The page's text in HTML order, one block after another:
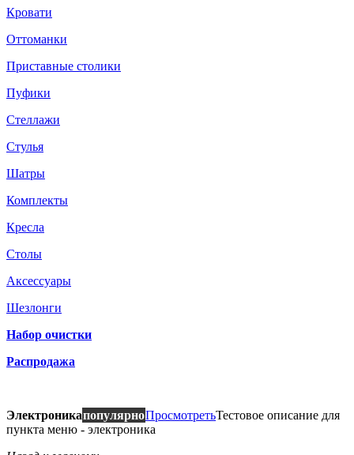
Кровати
Оттоманки
Приставные столики
Пуфики
Стеллажи
Стулья
Шатры
Комплекты
Кресла
Столы
Аксессуары
Шезлонги
Набор очистки
Распродажа
ЭлектроникапопулярноПросмотретьТестовое описание для
пункта меню - электроника